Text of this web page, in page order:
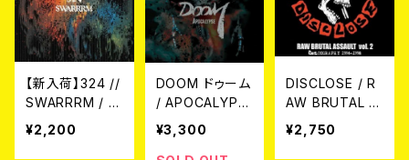
【新入荷】324 //
SWARRRM / S
PLIT CD
¥2,200
DOOM ドゥーム
/ APOCALYPS
E (CD)
¥3,300
DISCLOSE / R
AW BRUTAL A
SSAULT Vol.2
: DISCOGRAPH
¥2,750